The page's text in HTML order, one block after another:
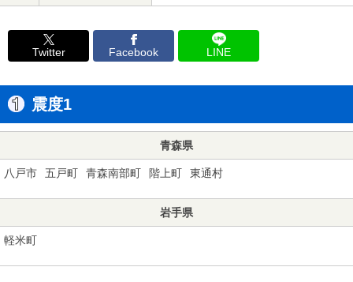
Twitter Facebook LINE
震度1
青森県
八戸市 五戸町 青森南部町 階上町 東通村
岩手県
軽米町